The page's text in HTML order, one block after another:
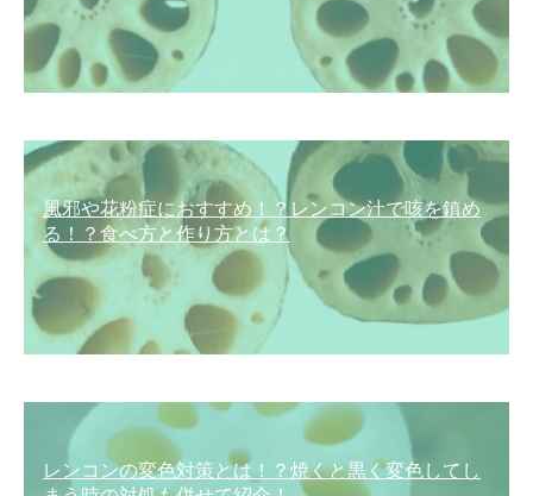
風邪や花粉症におすすめ！？レンコン汁で咳を鎮め
る！？食べ方と作り方とは？
レンコンの変色対策とは！？焼くと黒く変色してし